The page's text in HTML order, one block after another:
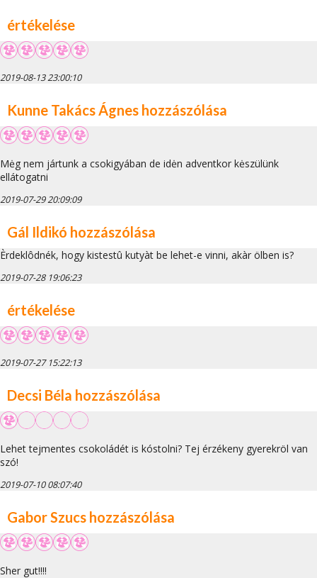
értékelése
2019-08-13 23:00:10
Kunne Takács Ágnes hozzászólása
Mėg nem jártunk a csokigyában de idėn adventkor kėszülünk
ellátogatni
2019-07-29 20:09:09
Gál Ildikó hozzászólása
Èrdeklôdnék, hogy kistestû kutyàt be lehet-e vinni, akàr ölben is?
2019-07-28 19:06:23
értékelése
2019-07-27 15:22:13
Decsi Béla hozzászólása
Lehet tejmentes csokoládét is kóstolni? Tej érzékeny gyerekröl van
szó!
2019-07-10 08:07:40
Gabor Szucs hozzászólása
Sher gut!!!!